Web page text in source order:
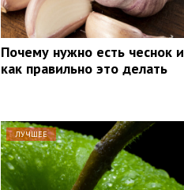
Почему нужно есть чеснок и
как правильно это делать
ЛУЧШЕЕ